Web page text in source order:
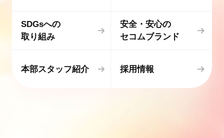
SDGsへの
取り組み
安全・安心の
セコムブランド
本部スタッフ紹介 採用情報